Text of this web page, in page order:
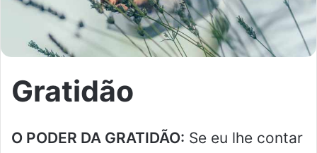
-
m
a
Gratidão
O PODER DA GRATIDÃO: Se eu lhe contar